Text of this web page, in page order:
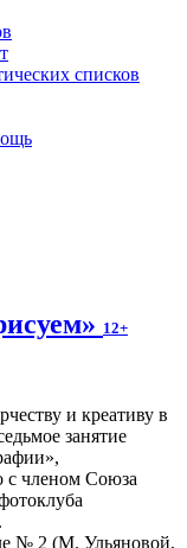
списков
12+
и креативу в
занятие
с членом Союза
№ 2 (М. Ульяновой,